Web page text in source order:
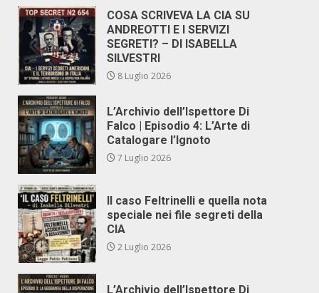
COSA SCRIVEVA LA CIA SU
ANDREOTTI E I SERVIZI
SEGRETI? – DI ISABELLA
SILVESTRI
8 Luglio 2026
L’Archivio dell’Ispettore Di
Falco | Episodio 4: L’Arte di
Catalogare l’Ignoto
7 Luglio 2026
Il caso Feltrinelli e quella nota
speciale nei file segreti della
CIA
2 Luglio 2026
L’Archivio dell’Ispettore Di